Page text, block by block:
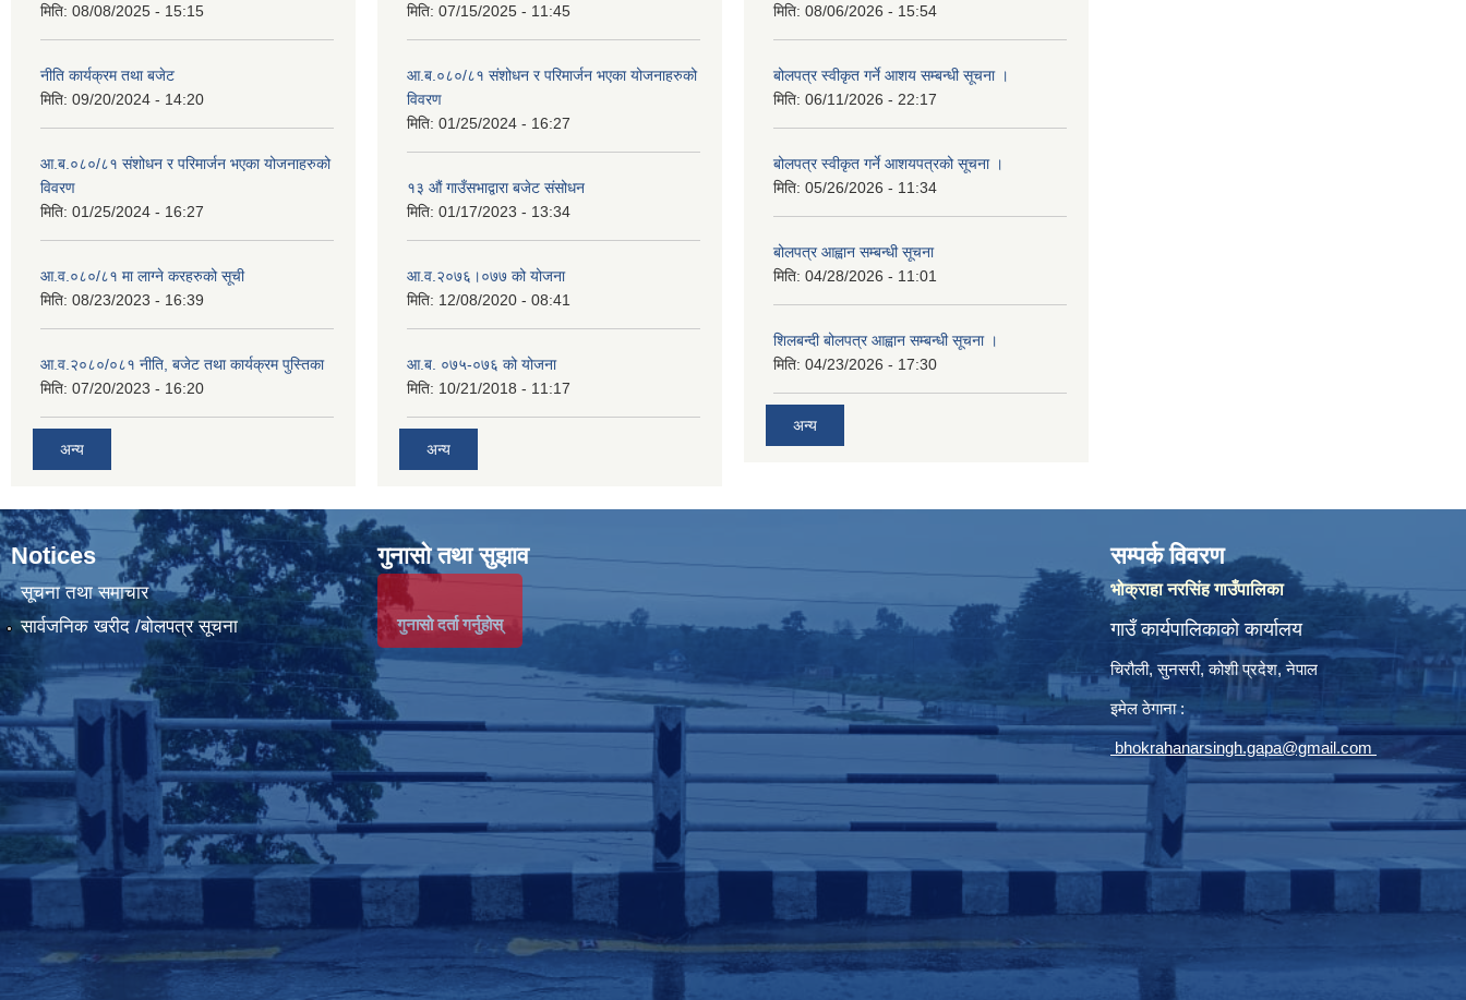
मिति: 08/08/2025 - 15:15
नीति कार्यक्रम तथा बजेट
मिति: 09/20/2024 - 14:20
आ.ब.०८०/८१ संशोधन र परिमार्जन भएका योजनाहरुको
विवरण
मिति: 01/25/2024 - 16:27
आ.व.०८०/८१ मा लाग्ने करहरुको सूची
मिति: 08/23/2023 - 16:39
आ.व.२०८०/०८१ नीति, बजेट तथा कार्यक्रम पुस्तिका
मिति: 07/20/2023 - 16:20
अन्य
मिति: 07/15/2025 - 11:45
आ.ब.०८०/८१ संशोधन र परिमार्जन भएका योजनाहरुको
विवरण
मिति: 01/25/2024 - 16:27
१३ औं गाउँसभाद्वारा बजेट संसोधन
मिति: 01/17/2023 - 13:34
आ‍.व.२०७६।०७७ को योजना
मिति: 12/08/2020 - 08:41
आ.ब. ०७५-०७६ को योजना
मिति: 10/21/2018 - 11:17
अन्य
मिति: 08/06/2026 - 15:54
बोलपत्र स्वीकृत गर्ने आशय सम्बन्धी सूचना ।
मिति: 06/11/2026 - 22:17
बोलपत्र स्वीकृत गर्ने आशयपत्रको सूचना ।
मिति: 05/26/2026 - 11:34
बोलपत्र आह्वान सम्बन्धी सूचना
मिति: 04/28/2026 - 11:01
शिलबन्दी बोलपत्र आह्वान सम्बन्धी सूचना ।
मिति: 04/23/2026 - 17:30
अन्य
Notices
सूचना तथा समाचार
सार्वजनिक खरीद /बोलपत्र सूचना
गुनासो तथा सुझाव
गुनासो दर्ता गर्नुहोस्
सम्पर्क विवरण
भोक्राहा नरसिंह गाउँपालिका
गाउँ कार्यपालिकाको कार्यालय
चिरौली, सुनसरी, कोशी प्रदेश, नेपाल
इमेल ठेगाना :
bhokrahanarsingh.gapa@gmail.com